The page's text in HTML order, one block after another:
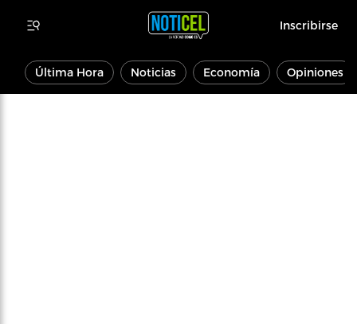
Inscribirse
Última Hora Noticias Economía Opiniones